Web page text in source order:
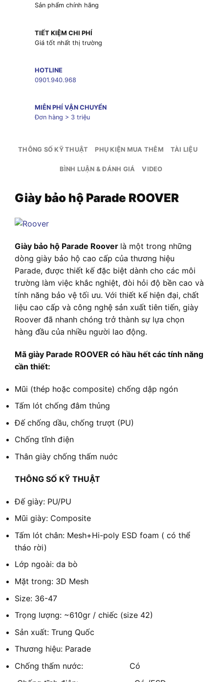
Sản phẩm chính hãng
TIẾT KIỆM CHI PHÍ
Giá tốt nhất thị trường
HOTLINE
0901.940.968
MIỄN PHÍ VẬN CHUYỂN
Đơn hàng > 3 triệu
THÔNG SỐ KỸ THUẬT PHỤ KIỆN MUA THÊM TÀI LIỆU
BÌNH LUẬN & ĐÁNH GIÁ VIDEO
Giày bảo hộ Parade ROOVER
Giày bảo hộ Parade Roover là một trong những
dòng giày bảo hộ cao cấp của thương hiệu
Parade, được thiết kế đặc biệt dành cho các môi
trường làm việc khắc nghiệt, đòi hỏi độ bền cao và
tính năng bảo vệ tối ưu. Với thiết kế hiện đại, chất
liệu cao cấp và công nghệ sản xuất tiên tiến, giày
Roover đã nhanh chóng trở thành sự lựa chọn
hàng đầu của nhiều người lao động.
Mã giày Parade ROOVER có hầu hết các tính năng
cần thiết:
Mũi (thép hoặc composite) chống dập ngón
Tấm lót chống đâm thủng
Đế chống dầu, chống trượt (PU)
Chống tĩnh điện
Thân giày chống thấm nuớc
THÔNG SỐ KỸ THUẬT
Đế giày: PU/PU
Mũi giày: Composite
Tấm lót chân: Mesh+Hi-poly ESD foam ( có thể
tháo rời)
Lớp ngoài: da bò
Mặt trong: 3D Mesh
Size: 36-47
Trọng lượng: ~610gr / chiếc (size 42)
Sản xuất: Trung Quốc
Thương hiệu: Parade
Chống thấm nước: Có